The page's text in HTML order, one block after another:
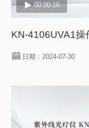
00:00:10
KN-4106UVA1操
日期：2024-07-30